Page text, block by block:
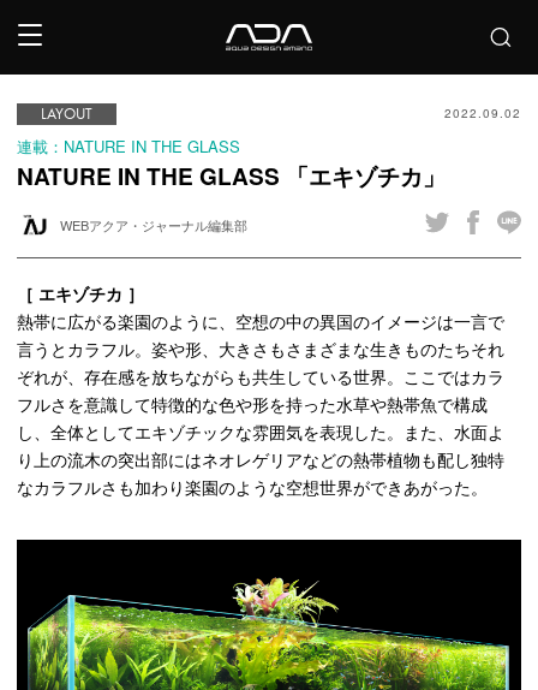
LAYOUT 2022.09.02
連載：NATURE IN THE GLASS
NATURE IN THE GLASS 「エキゾチカ」
WEBアクア・ジャーナル編集部
［ エキゾチカ ］
熱帯に広がる楽園のように、空想の中の異国のイメージは一言で
言うとカラフル。姿や形、大きさもさまざまな生きものたちそれ
ぞれが、存在感を放ちながらも共生している世界。ここではカラ
フルさを意識して特徴的な色や形を持った水草や熱帯魚で構成
し、全体としてエキゾチックな雰囲気を表現した。また、水面よ
り上の流木の突出部にはネオレゲリアなどの熱帯植物も配し独特
なカラフルさも加わり楽園のような空想世界ができあがった。